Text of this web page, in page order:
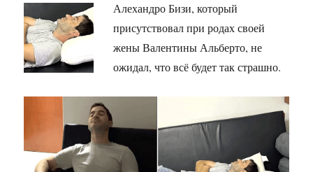
Алехандро Бизи, который
присутствовал при родах своей
жены Валентины Альберто, не
ожидал, что всё будет так страшно.